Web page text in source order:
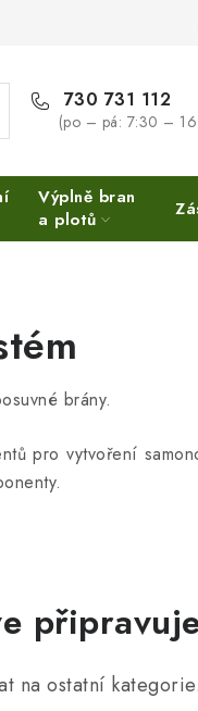
730 731 112
(po – pá: 7:30 –
Výplně bran
a plotů
brány.
pro vytvoření
na ostatní kategorie.